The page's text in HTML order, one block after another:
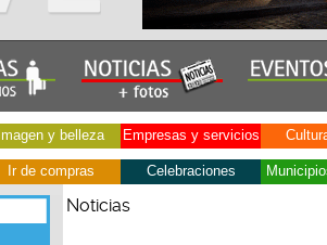
Imagen y belleza Empresas y servicios
Ir de compras Celebraciones
Noticias